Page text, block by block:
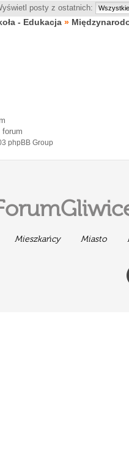
posty z ostatnich:
- Edukacja »
forum
phpBB Group
Mieszkańcy Miasto